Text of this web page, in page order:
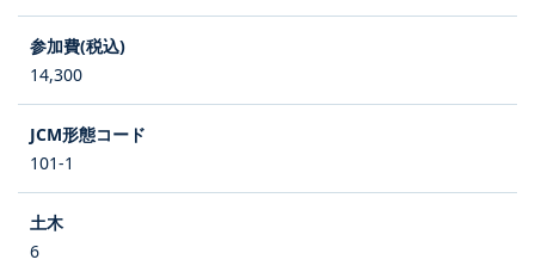
14,300
101-1
6